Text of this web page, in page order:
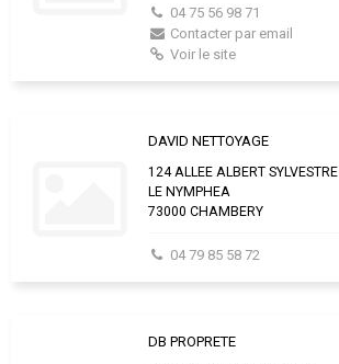
04 75 56 98 71
Contacter par email
Voir le site
DAVID NETTOYAGE
124 ALLEE ALBERT SYLVESTRE
LE NYMPHEA
73000 CHAMBERY
04 79 85 58 72
DB PROPRETE